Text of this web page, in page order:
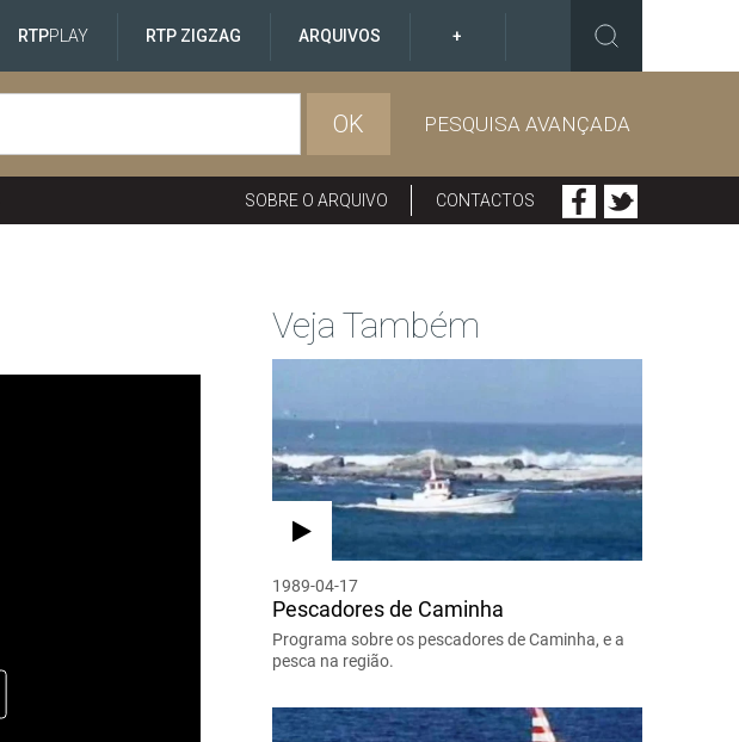
RTPPLAY RTP ZIGZAG ARQUIVOS +
OK PESQUISA AVANÇADA
SOBRE O ARQUIVO CONTACTOS
Veja Também
1989-04-17
Pescadores de Caminha
Programa sobre os pescadores de Caminha, e a
pesca na região.